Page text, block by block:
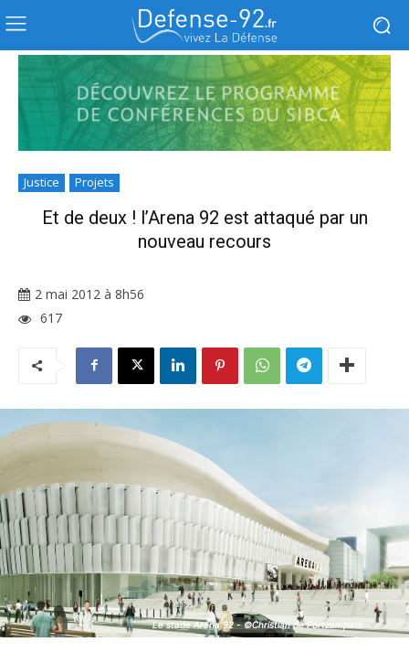
Justice Projets
Et de deux ! l’Arena 92 est attaqué par un
nouveau recours
2 mai 2012 à 8h56
617
Le stade Arena 92 - ©Christian de Portzamparc
Le stade Arena 92 - ©Christian de Portzamparc